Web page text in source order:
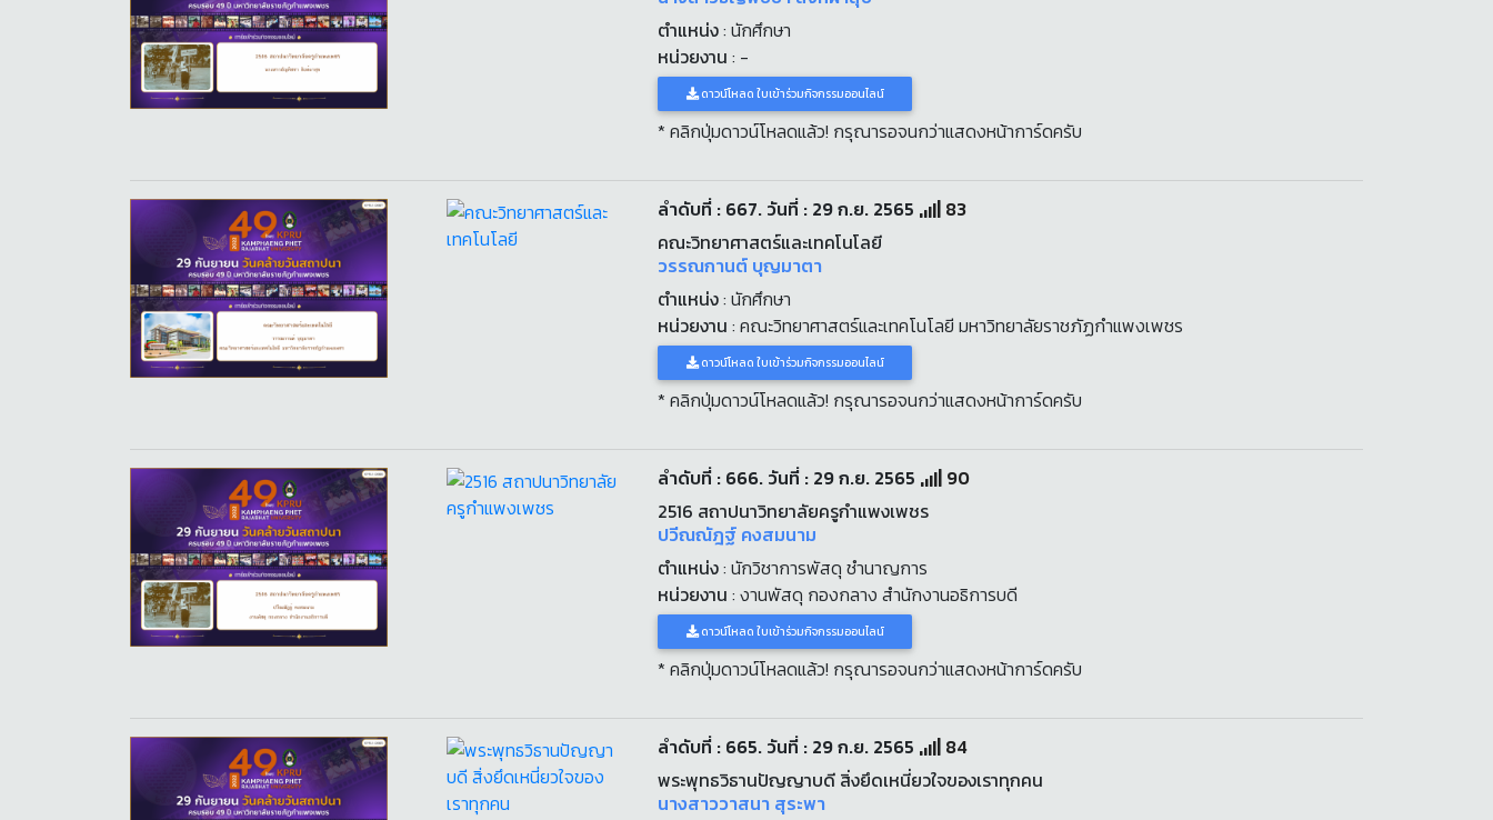
ตำแหน่ง: นักศึกษา​
หน่วยงาน : -
ดาวน์โหลด ใบเข้าร่วมกิจกรรมออนไลน์
* คลิกปุ่มดาวน์โหลดแล้ว! กรุณารอจนกว่าแสดงหน้าการ์ดครับ
ลำดับที่ : 667. วันที่ : 29 ก.ย. 2565
83
คณะวิทยาศาสตร์และเทคโนโลยี
วรรณกานต์ บุญมาตา
ตำแหน่ง: นักศึกษา
หน่วยงาน : คณะวิทยาศาสตร์และเทคโนโลยี มหาวิทยาลัยราชภัฏกำแพงเพชร
ดาวน์โหลด ใบเข้าร่วมกิจกรรมออนไลน์
* คลิกปุ่มดาวน์โหลดแล้ว! กรุณารอจนกว่าแสดงหน้าการ์ดครับ
ลำดับที่ : 666. วันที่ : 29 ก.ย. 2565
90
2516 สถาปนาวิทยาลัยครูกำแพงเพชร
ปวีณณัฎฐ์ คงสมนาม
ตำแหน่ง: นักวิชาการพัสดุ ชำนาญการ
หน่วยงาน : งานพัสดุ กองกลาง สำนักงานอธิการบดี
ดาวน์โหลด ใบเข้าร่วมกิจกรรมออนไลน์
* คลิกปุ่มดาวน์โหลดแล้ว! กรุณารอจนกว่าแสดงหน้าการ์ดครับ
ลำดับที่ : 665. วันที่ : 29 ก.ย. 2565
84
พระพุทธวิธานปัญญาบดี สิ่งยึดเหนี่ยวใจของเราทุกคน
นางสาววาสนา สุระพา